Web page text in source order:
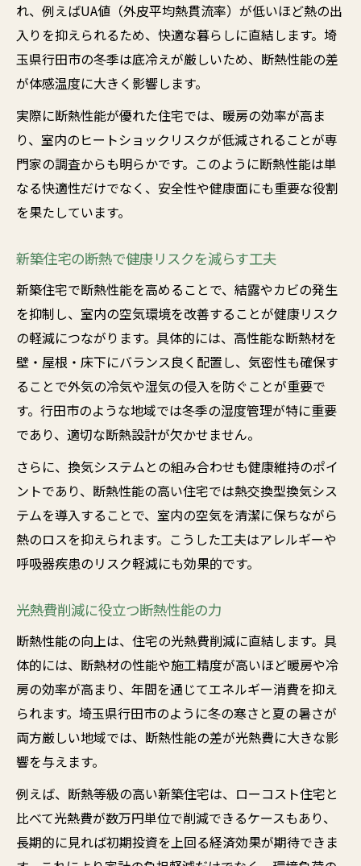
れ、例えばUA値（外皮平均熱貫流率）が低いほど熱の出
入りを抑えられるため、快適な暮らしに直結します。埼
玉県行田市の冬季は底冷えが厳しいため、断熱性能の差
が体感温度に大きく影響します。
実際に断熱性能が優れた住宅では、暖房の効率が高ま
り、室内のヒートショックリスクが低減されることが専
門家の調査からも明らかです。このように断熱性能は単
なる快適性だけでなく、安全性や健康面にも重要な役割
を果たしています。
新築住宅の断熱で健康リスクを減らす工夫
新築住宅で断熱性能を高めることで、結露やカビの発生
を抑制し、室内の空気環境を改善することが健康リスク
の軽減につながります。具体的には、高性能な断熱材を
壁・屋根・床下にバランス良く配置し、気密性も確保す
ることで外気の冷気や湿気の侵入を防ぐことが重要で
す。行田市のような地域では冬季の湿度管理が特に重要
であり、適切な断熱設計が欠かせません。
さらに、換気システムとの組み合わせも健康維持のポイ
ントであり、断熱性能の高い住宅では熱交換型換気シス
テムを導入することで、室内の空気を清潔に保ちながら
熱のロスを抑えられます。こうした工夫はアレルギーや
呼吸器疾患のリスク軽減にも効果的です。
光熱費削減に役立つ断熱性能の力
断熱性能の向上は、住宅の光熱費削減に直結します。具
体的には、断熱材の性能や施工精度が高いほど暖房や冷
房の効率が高まり、年間を通じてエネルギー消費を抑え
られます。埼玉県行田市のように冬の寒さと夏の暑さが
両方厳しい地域では、断熱性能の差が光熱費に大きな影
響を与えます。
例えば、断熱等級の高い新築住宅は、ローコスト住宅と
比べて光熱費が数万円単位で削減できるケースもあり、
長期的に見れば初期投資を上回る経済効果が期待できま